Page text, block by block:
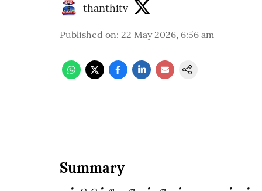
thanthitv
Published on: 22 May 2026, 6:56 am
Summary